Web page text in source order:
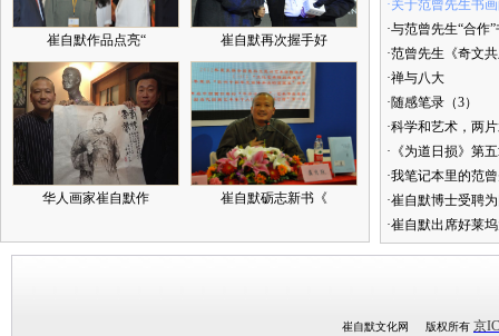
崔自默作品点亮“ 崔自默再次握手好
华人画家崔自默作 崔自默砺志新书《
·关于范曾先生书
·与范曾先生“合作
·范曾先生《奇文
·禅与八大
·随感笔录（3）
·科学和艺术，两
·《为道日损》第
·我笔记本里的范
·崔自默博士受聘
·崔自默出席好莱
崔自默文化网 版权所有 京